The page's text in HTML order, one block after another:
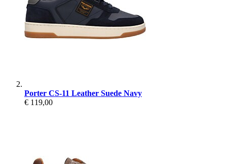
Porter CS-11 Leather Suede Navy
€ 119,00